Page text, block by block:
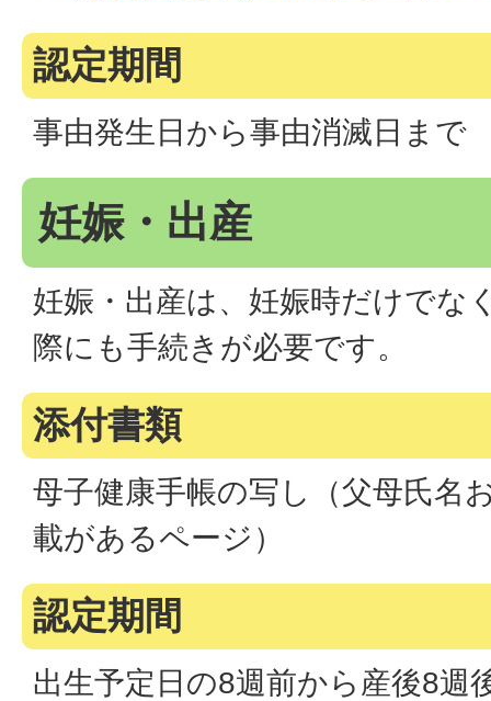
認定期間
事由発生日から事由消滅日まで
妊娠・出産
妊娠・出産は、妊娠時だけでな
際にも手続きが必要です。
添付書類
母子健康手帳の写し（父母氏名
載があるページ）
認定期間
出生予定日の8週前から産後8週